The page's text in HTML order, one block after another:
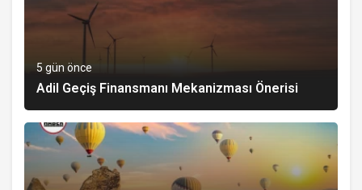
5 gün önce
Adil Geçiş Finansmanı Mekanizması Önerisi